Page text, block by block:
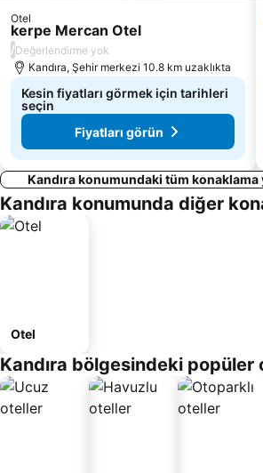
Otel
kerpe Mercan Otel
/Değerlendirme yok
Kandıra, Şehir merkezi 10.8 km uzaklıkta
Kesin fiyatları görmek için tarihleri
seçin
Fiyatları görün
Kandıra konumundaki tüm
Kandıra konumunda diğer
Otel
Kandıra bölgesindeki